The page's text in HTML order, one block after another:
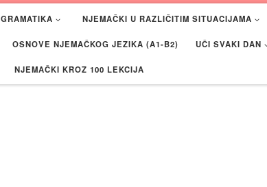
GRAMATIKA NJEMAČKI U RAZLIČITIM SITUACIJAMA
OSNOVE NJEMAČKOG JEZIKA (A1-B2) UČI SVAKI DAN
NJEMAČKI KROZ 100 LEKCIJA